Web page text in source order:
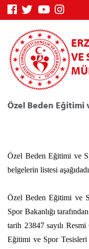
VE
Özel Beden Eğitimi
Özel Beden Eğitimi ve
belgelerin listesi
Özel Beden Eğitimi ve
Spor Bakanlığı
tarih 23847 sayılı
Eğitimi ve Spor Tesisleri
Genç Bilgi
Ödeme